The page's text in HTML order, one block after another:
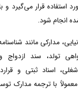
استفاده قرار می‌گیرد
انجام شود.
مدارکی مانند
تولد، سند
اسناد ثبتی و
با ترجمه مدارک